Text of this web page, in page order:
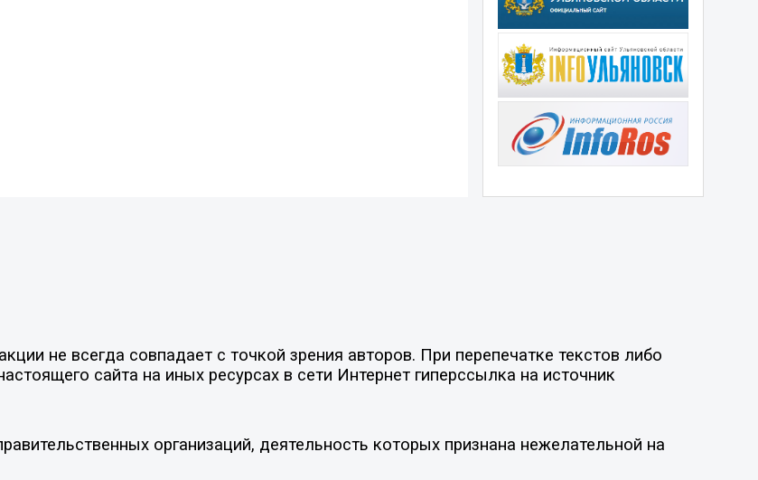
не всегда совпадает с точкой зрения авторов. При перепечатке текстов либо
сайта на иных ресурсах в сети Интернет гиперссылка на источник
организаций, деятельность которых признана нежелательной на